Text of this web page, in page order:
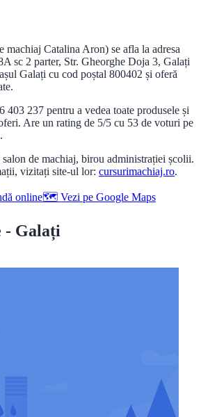
Catalina Aron) se afla la adresa
sc 2 parter, Str. Gheorghe Doja 3, Galați
Galați cu cod poștal 800402 și oferă
403 237 pentru a vedea toate produsele și
Are un rating de 5/5 cu 53 de voturi pe
salon de machiaj, birou administrației școlii.
vizitați site-ul lor: cursurimachiaj.ro.
online🗺️ Vezi pe Google Maps
- Galați